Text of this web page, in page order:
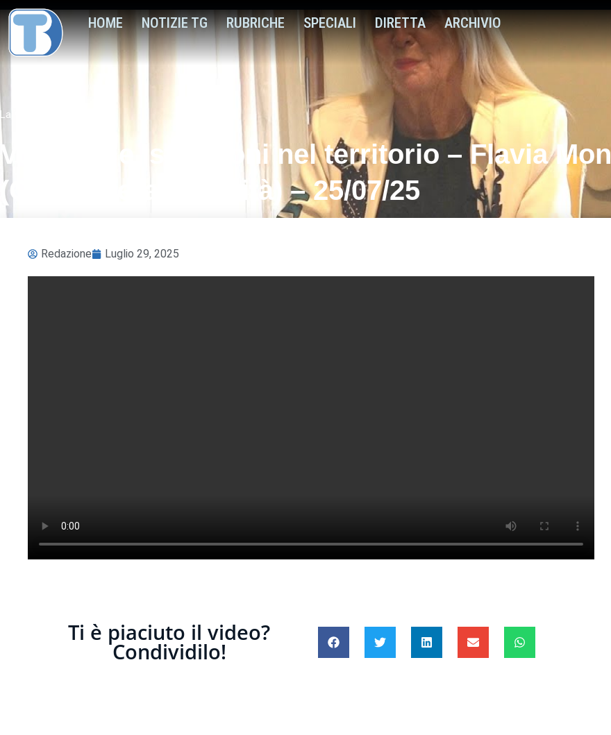
HOME NOTIZIE TG RUBRICHE SPECIALI DIRETTA ARCHIVIO
La Voce delle Istituzioni
Voce delle Istituzioni nel territorio – Flavia
(Consigliera di parità) – 25/07/25
Redazione Luglio 29, 2025
Ti è piaciuto il video?
Condividilo!